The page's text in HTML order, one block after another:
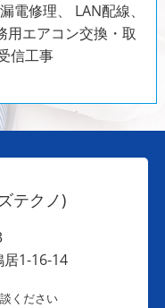
電修理、 LAN配線、
用エアコン交換・取
信工事
テクノ)
1-16-14
ください